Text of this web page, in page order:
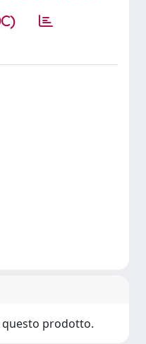
questo prodotto.